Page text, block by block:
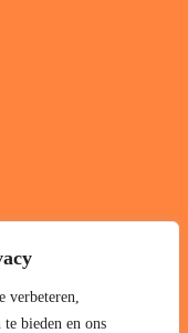
verbeteren,
bieden en ons